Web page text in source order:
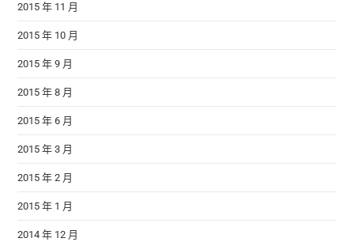
2015 年 11 月
2015 年 10 月
2015 年 9 月
2015 年 8 月
2015 年 6 月
2015 年 3 月
2015 年 2 月
2015 年 1 月
2014 年 12 月